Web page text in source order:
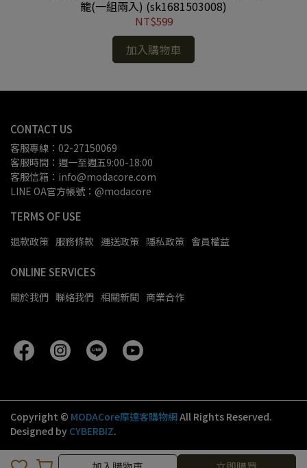
加入購物車
籠(一組兩入) (sk1681503008)
NT$599
加入購物車
CONTACT US
客服專線：02-27150069
客服時間：週一至週五9:00-18:00
客服信箱：info@modacore.com
LINE OA官方帳號：@modacore
TERMS OF USE
退款政策 服務條款 運送政策 隱私政策 會員權益
ONLINE SERVICES
關於我們 聯絡我們 相關新聞 商業合作
Copyright © MODACore摩達客購物網All Rights Reserved.
Designed by CYBERBIZ.